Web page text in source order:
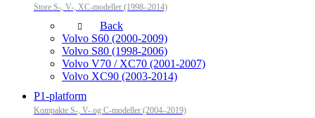
Store S-, V-, XC-modeller (1998–2014)
Back
Volvo S60 (2000-2009)
Volvo S80 (1998-2006)
Volvo V70 / XC70 (2001-2007)
Volvo XC90 (2003-2014)
P1-platform
Kompakte S-, V- og C-modeller (2004–2019)